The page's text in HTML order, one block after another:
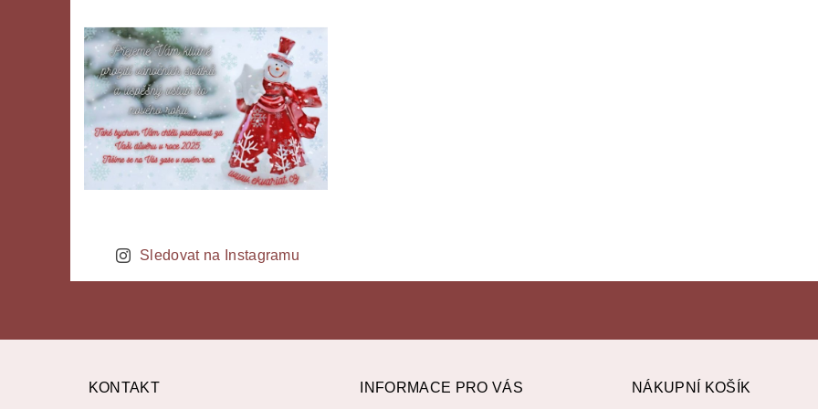
Sledovat na Instagramu
KONTAKT INFORMACE PRO VÁS NÁKUPNÍ KOŠÍK